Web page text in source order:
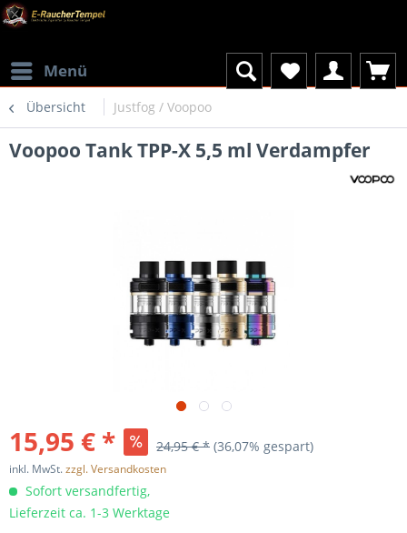
Menü
Übersicht Justfog / Voopoo
Voopoo Tank TPP-X 5,5 ml Verdampfer
15,95 € * 24,95 € * (36,07% gespart)
inkl. MwSt.zzgl. Versandkosten
Sofort versandfertig,
Lieferzeit ca. 1-3 Werktage